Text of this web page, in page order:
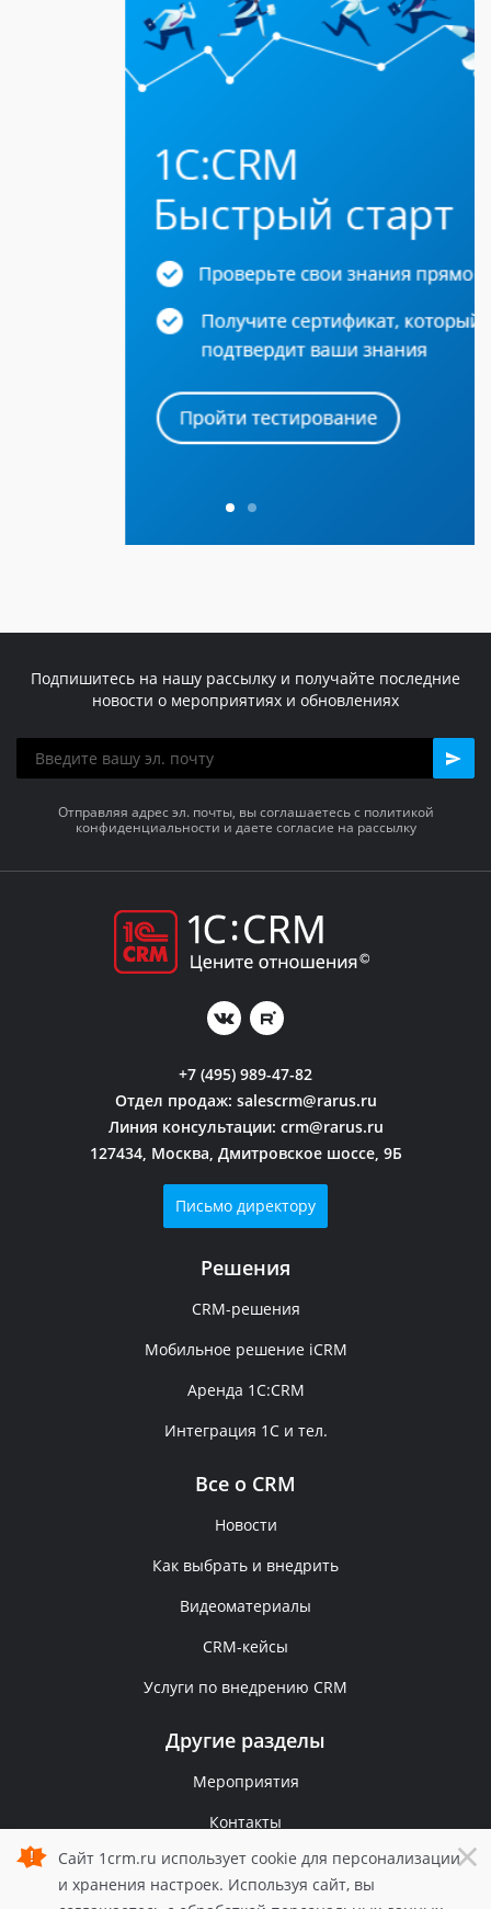
Сайт 1crm.ru использует cookie для персонализации
и хранения настроек. Используя сайт, вы
×
Подпишитесь на нашу рассылку и получайте последние
новости о мероприятиях и обновлениях
Отправляя адрес эл. почты, вы соглашаетесь с политикой
конфиденциальности и даете согласие на рассылку
+7 (495) 989-47-82
Отдел продаж: salescrm@rarus.ru
Линия консультации: crm@rarus.ru
127434, Москва, Дмитровское шоссе, 9Б
Письмо директору
Решения
CRM-решения
Мобильное решение iCRM
Аренда 1C:CRM
Интеграция 1С и тел.
Все о CRM
Новости
Как выбрать и внедрить
Видеоматериалы
CRM-кейсы
Услуги по внедрению CRM
Другие разделы
Мероприятия
Контакты
Политика конфиденциальности
© 2006 — 2026 1С-Рарус.